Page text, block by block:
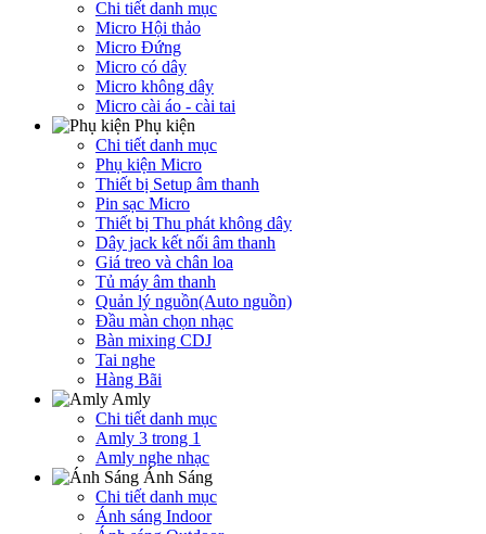
Chi tiết danh mục
Micro Hội thảo
Micro Đứng
Micro có dây
Micro không dây
Micro cài áo - cài tai
Phụ kiện
Chi tiết danh mục
Phụ kiện Micro
Thiết bị Setup âm thanh
Pin sạc Micro
Thiết bị Thu phát không dây
Dây jack kết nối âm thanh
Giá treo và chân loa
Tủ máy âm thanh
Quản lý nguồn(Auto nguồn)
Đầu màn chọn nhạc
Bàn mixing CDJ
Tai nghe
Hàng Bãi
Amly
Chi tiết danh mục
Amly 3 trong 1
Amly nghe nhạc
Ánh Sáng
Chi tiết danh mục
Ánh sáng Indoor